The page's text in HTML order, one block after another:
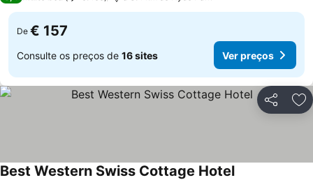
De € 157
Consulte os preços de 16 sites Ver preços
Partilhar
Best Western Swiss Cottage Hotel